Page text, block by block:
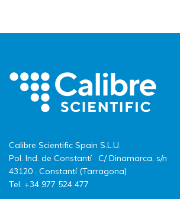
Calibre Scientific Spain S.L.U.
Pol. Ind. de Constantí · C/ Dinamarca, s/n
43120 · Constantí (Tarragona)
Tel. +34 977 524 477